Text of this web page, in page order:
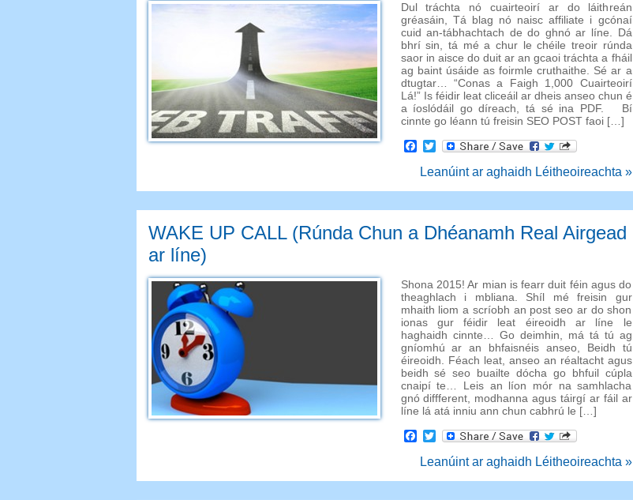
Dul tráchta nó cuairteoirí ar do láithreán
gréasáin, Tá blag nó naisc affiliate i gcónaí
cuid an-tábhachtach de do ghnó ar líne. Dá
bhrí sin, tá mé a chur le chéile treoir rúnda
saor in aisce do duit ar an gcaoi tráchta a fháil
ag baint úsáide as foirmle cruthaithe. Sé ar a
dtugtar… “Conas a Faigh 1,000 Cuairteoirí
Lá!” Is féidir leat cliceáil ar dheis anseo chun é
a íoslódáil go díreach, tá sé ina PDF. Bí
cinnte go léann tú freisin SEO POST faoi […]
Facebook
Twitter
Leanúint ar aghaidh Léitheoireachta »
WAKE UP CALL (Rúnda Chun a Dhéanamh Real Airgead
ar líne)
Shona 2015! Ar mian is fearr duit féin agus do
theaghlach i mbliana. Shíl mé freisin gur
mhaith liom a scríobh an post seo ar do shon
ionas gur féidir leat éireoidh ar líne le
haghaidh cinnte… Go deimhin, má tá tú ag
gníomhú ar an bhfaisnéis anseo, Beidh tú
éireoidh. Féach leat, anseo an réaltacht agus
beidh sé seo buailte dócha go bhfuil cúpla
cnaipí te… Leis an líon mór na samhlacha
gnó diffferent, modhanna agus táirgí ar fáil ar
líne lá atá inniu ann chun cabhrú le […]
Facebook
Twitter
Leanúint ar aghaidh Léitheoireachta »